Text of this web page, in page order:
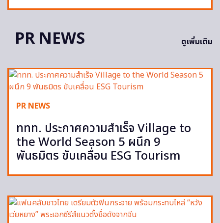
PR NEWS ดูเพิ่มเติม
PR NEWS
ททท. ประกาศความสำเร็จ Village to
the World Season 5 ผนึก 9
พันธมิตร ขับเคลื่อน ESG Tourism